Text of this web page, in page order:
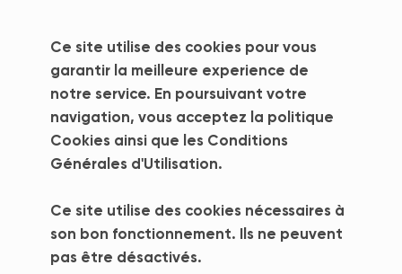
Bâtiment Eisen -
Ce site utilise des cookies pour vous
garantir la meilleure experience de
notre service. En poursuivant votre
navigation, vous acceptez la politique
Cookies ainsi que les Conditions
Générales d'Utilisation.
Ce site utilise des cookies nécessaires à
son bon fonctionnement. Ils ne peuvent
pas être désactivés.